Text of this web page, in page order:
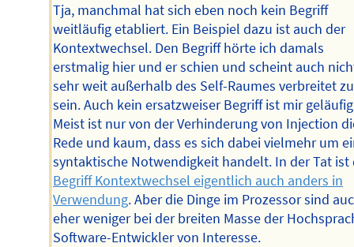
Tja, manchmal hat sich eben noch kein Begriff
weitläufig etabliert. Ein Beispiel dazu ist auch der
Kontextwechsel. Den Begriff hörte ich damals
erstmalig hier und er schien und scheint auch
sehr weit außerhalb des Self-Raumes verbreitet zu
sein. Auch kein ersatzweiser Begriff ist mir
Meist ist nur von der Verhinderung von Injection
Rede und kaum, dass es sich dabei vielmehr um
syntaktische Notwendigkeit handelt. In der Tat ist
Begriff Kontextwechsel eigentlich auch anders in
Verwendung. Aber die Dinge im Prozessor sind
eher weniger bei der breiten Masse der
Software-Entwickler von Interesse.